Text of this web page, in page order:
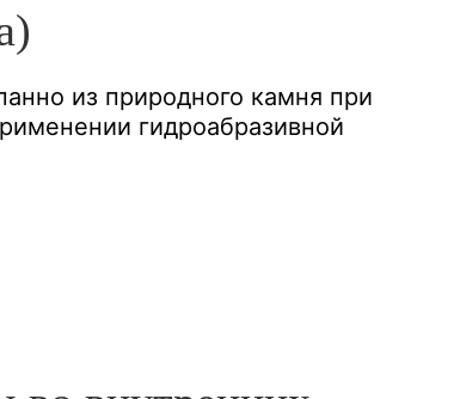
из природного камня при
гидроабразивной